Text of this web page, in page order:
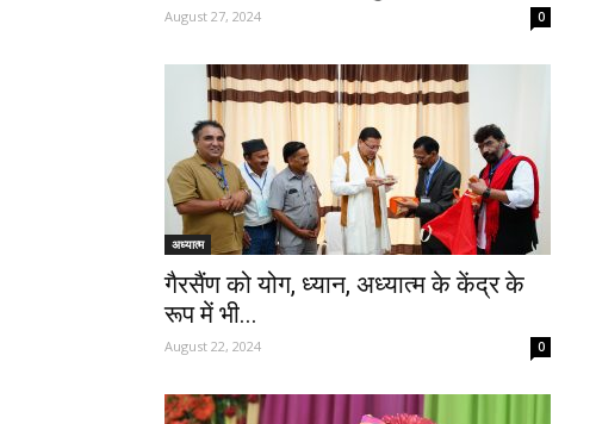
August 27, 2024 0
अध्यात्म
गैरसैंण को योग, ध्यान, अध्यात्म के केंद्र के
रूप में भी...
August 22, 2024 0